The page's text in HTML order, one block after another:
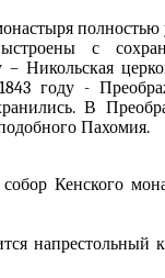
с
Никольская
году -
В
Пахомия.
Кенского
напрестольный